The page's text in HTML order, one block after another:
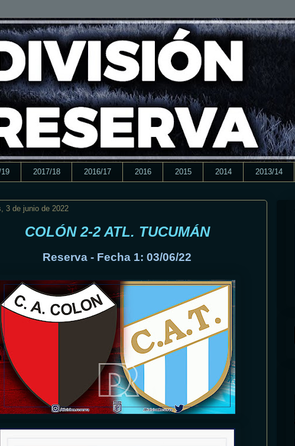
2017/18 2016/17 2016 2015 2014 2013/14
3 de junio de 2022
COLÓN 2-2 ATL. TUCUMÁN
Reserva - Fecha 1: 03/06/22